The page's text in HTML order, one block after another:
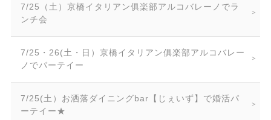
7/25（土）京橋イタリアン俱楽部アルコバレーノでラ
ンチ会
7/25・26(土・日）京橋イタリアン俱楽部アルコバレー
ノでパーテイー
7/25(土）お洒落ダイニングbar【じぇいず】で婚活パ
ーテイー★